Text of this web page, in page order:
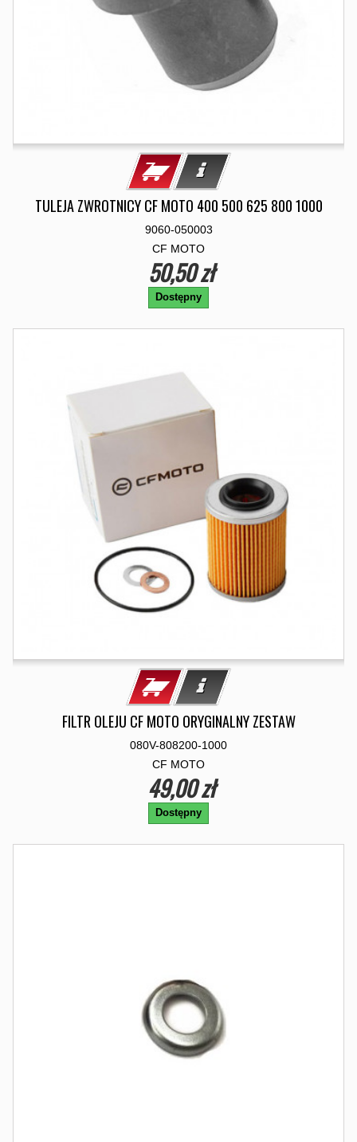
TULEJA ZWROTNICY CF MOTO 400 500 625 800 1000
9060-050003
CF MOTO
50,50 zł
Dostępny
FILTR OLEJU CF MOTO ORYGINALNY ZESTAW
080V-808200-1000
CF MOTO
49,00 zł
Dostępny